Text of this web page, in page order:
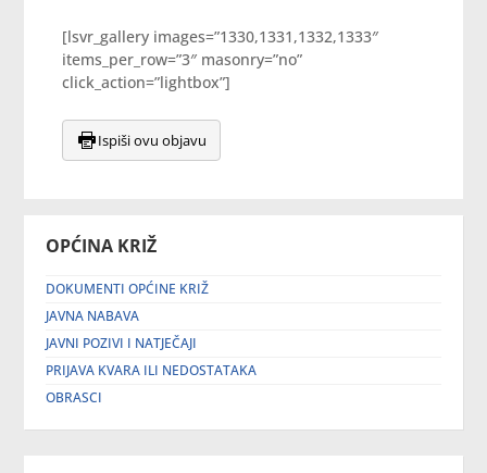
OPĆINA KRIŽ
DOKUMENTI OPĆINE KRIŽ
JAVNA NABAVA
JAVNI POZIVI I NATJEČAJI
PRIJAVA KVARA ILI NEDOSTATAKA
OBRASCI
[lsvr_gallery images=”1330,1331,1332,1333″
items_per_row=”3″ masonry=”no”
click_action=”lightbox”]
Ispiši ovu objavu